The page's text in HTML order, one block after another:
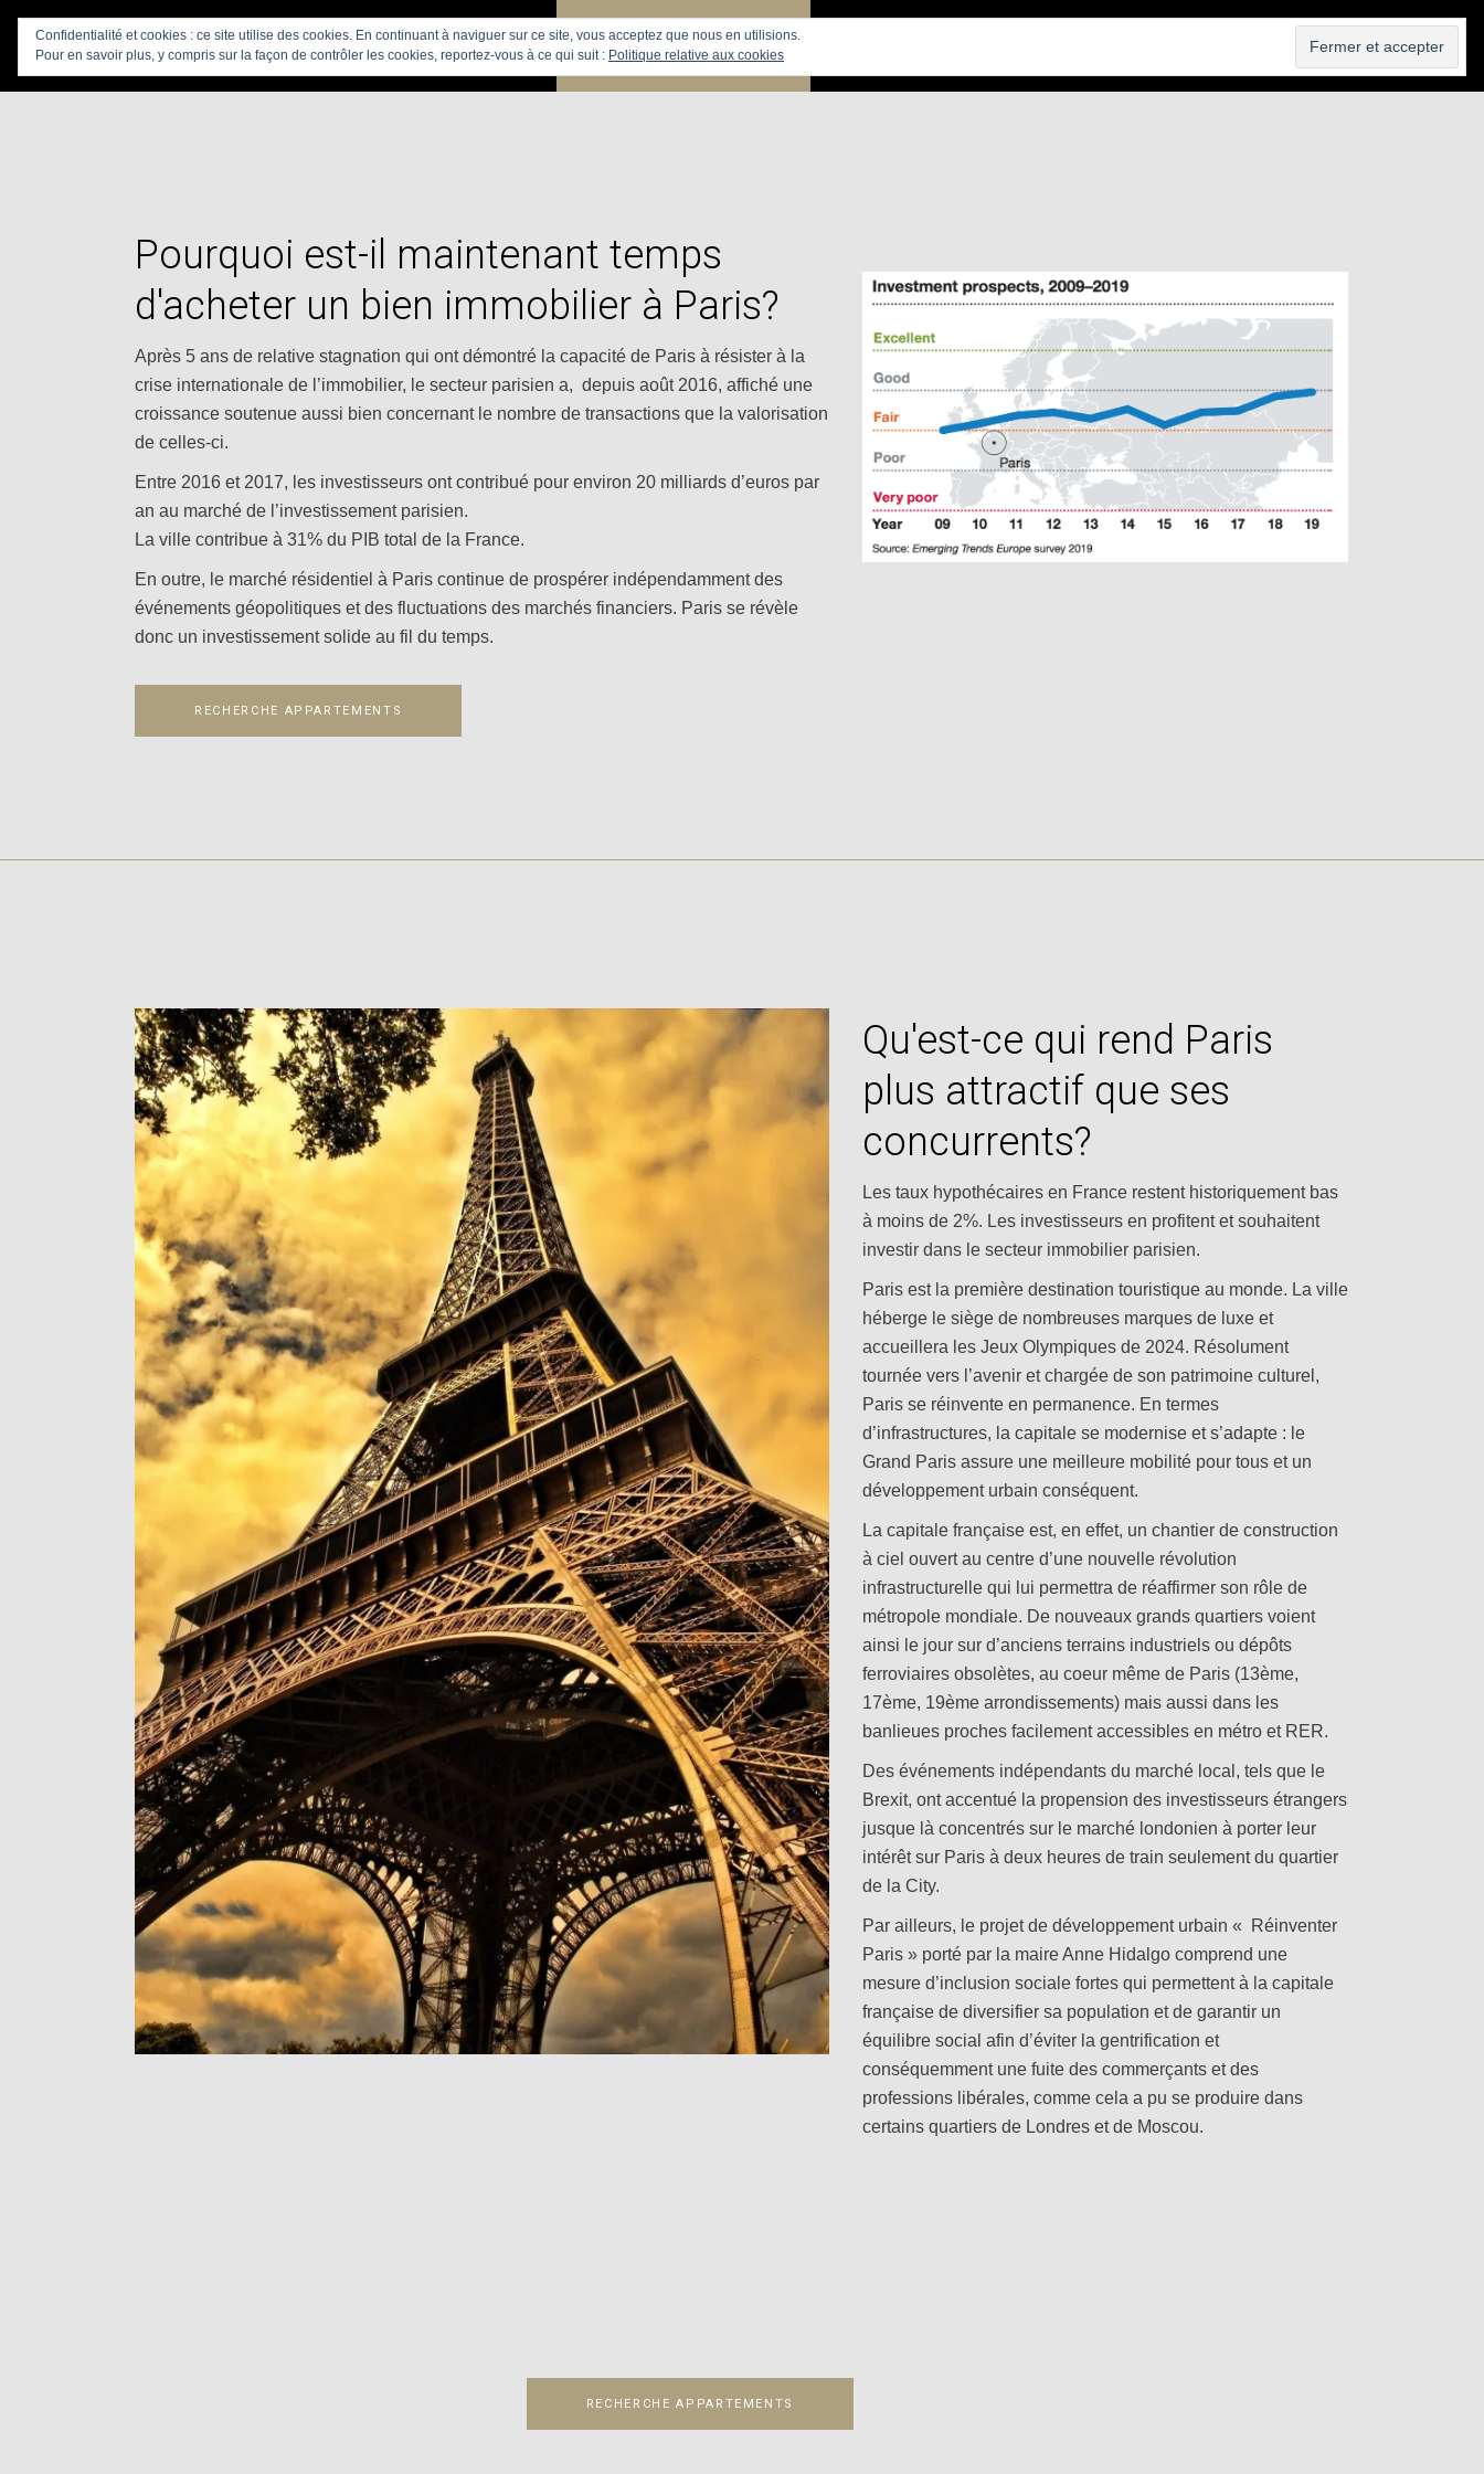
PARIS RECHERCHE APPARTEMENTS CONTACT
Pourquoi est-il maintenant temps
d'acheter un bien immobilier à Paris?
Après 5 ans de relative stagnation qui ont démontré la capacité de Paris à résister à la
crise internationale de l’immobilier, le secteur parisien a, depuis août 2016, affiché une
croissance soutenue aussi bien concernant le nombre de transactions que la valorisation
de celles-ci.
Entre 2016 et 2017, les investisseurs ont contribué pour environ 20 milliards d’euros par
an au marché de l’investissement parisien.
La ville contribue à 31% du PIB total de la France.
En outre, le marché résidentiel à Paris continue de prospérer indépendamment des
événements géopolitiques et des fluctuations des marchés financiers. Paris se révèle
donc un investissement solide au fil du temps.
RECHERCHE APPARTEMENTS
Qu'est-ce qui rend Paris
plus attractif que ses
concurrents?
Les taux hypothécaires en France restent historiquement bas
à moins de 2%. Les investisseurs en profitent et souhaitent
investir dans le secteur immobilier parisien.
Paris est la première destination touristiqueau monde. La ville
héberge le siège de nombreuses marques de luxe et
accueillera les Jeux Olympiques de 2024. Résolument
tournée vers l’avenir et chargée de son patrimoine culturel,
Paris se réinvente en permanence. En termes
d’infrastructures, la capitale se modernise et s’adapte : le
Grand Paris assure une meilleure mobilité pour tous et un
développement urbain conséquent.
La capitale française est, en effet, un chantier de construction
à ciel ouvert au centre d’une nouvelle révolution
infrastructurelle qui lui permettra de réaffirmer son rôle de
métropole mondiale. De nouveaux grands quartiers voient
ainsi le jour sur d’anciens terrains industriels ou dépôts
ferroviaires obsolètes, au coeur même de Paris (13ème,
17ème, 19ème arrondissements) mais aussi dans les
banlieues proches facilement accessibles en métro et RER.
Des événements indépendants du marché local, tels que le
Brexit, ont accentué la propension des investisseurs étrangers
jusque là concentrés sur le marché londonien à porter leur
intérêt sur Paris à deux heures de train seulement du quartier
de la City.
Par ailleurs, le projet de développement urbain « Réinventer
Paris » porté par la maire Anne Hidalgo comprend une
mesure d’inclusion sociale fortes qui permettent à la capitale
française de diversifier sa population et de garantir un
équilibre social afin d’éviter la gentrification et
conséquemment une fuite des commerçants et des
professions libérales, comme cela a pu se produire dans
certains quartiers de Londres et de Moscou.
RECHERCHE APPARTEMENTS
Confidentialité et cookies : ce site utilise des cookies. En continuant à naviguer sur ce site, vous acceptez que nous en utilisions.
Pour en savoir plus, y compris sur la façon de contrôler les cookies, reportez-vous à ce qui suit : Politique relative aux cookies